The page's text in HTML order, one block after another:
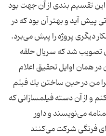
این تقسیم بندی از آن جهت بود
پیش آید و بهتر آن بود كه در
دیگری پروژه را پیش می‌برد.
تصویب شد كه سریال حلقه
همان اوایل تحقیق اعلام
من در حین ساختن یك فیلم
و از آن دسته فیلمسازانی كه
می‌نویسند و داور
فرنگی شركت می‌كنند